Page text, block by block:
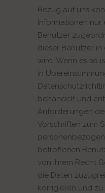
Bezug auf uns
Informationen nur
Benutzer
dieser Benutzer
wird. Wenn es so
in
behandelt und
Anforderungen
Vorschriften zum
betroffenen
von ihrem Recht
die Daten
korrigieren und